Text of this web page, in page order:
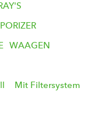
WAAGEN
Mit Filtersystem